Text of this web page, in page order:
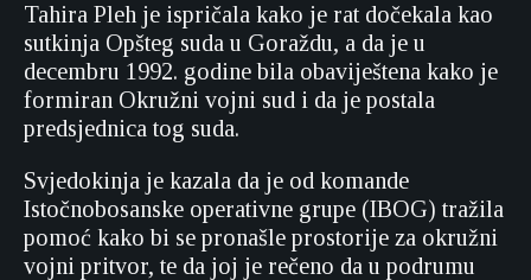
Tahira Pleh je ispričala kako je rat dočekala kao
sutkinja Opšteg suda u Goraždu, a da je u
decembru 1992. godine bila obaviještena kako je
formiran Okružni vojni sud i da je postala
predsjednica tog suda.
Svjedokinja je kazala da je od komande
Istočnobosanske operativne grupe (IBOG) tražila
pomoć kako bi se pronašle prostorije za okružni
vojni pritvor, te da joj je rečeno da u podrumu